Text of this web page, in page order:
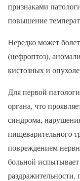
признаками
повышение
Нередко может
(нефроптоз),
кистозных и
Для первой
органа, что
синдрома,
пищеварительного
повреждением
больной испытывает
раздражительности,